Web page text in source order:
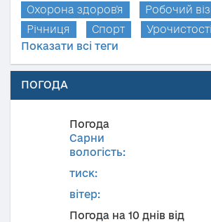
Охорона здоров'я
Робочий
Річниця
Спорт Урочистості
Показати всі теги
ПОГОДА
Погода
Сарни
вологість:
тиск:
вітер:
Погода на 10 днів від